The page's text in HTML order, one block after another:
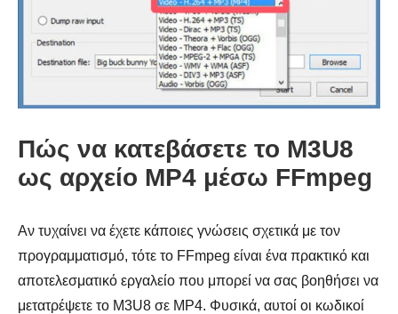
Πώς να κατεβάσετε το M3U8
ως αρχείο MP4 μέσω FFmpeg
Αν τυχαίνει να έχετε κάποιες γνώσεις σχετικά με τον
προγραμματισμό, τότε το FFmpeg είναι ένα πρακτικό και
αποτελεσματικό εργαλείο που μπορεί να σας βοηθήσει να
μετατρέψετε το M3U8 σε MP4. Φυσικά, αυτοί οι κωδικοί